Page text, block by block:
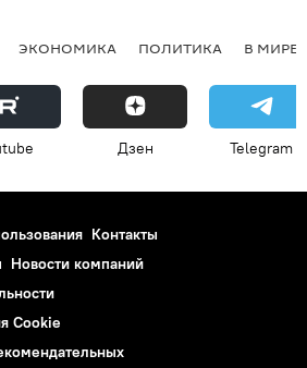
ЭКОНОМИКА ПОЛИТИКА В МИРЕ
Дзен Telegram
Контакты
Новости компаний
Cookie